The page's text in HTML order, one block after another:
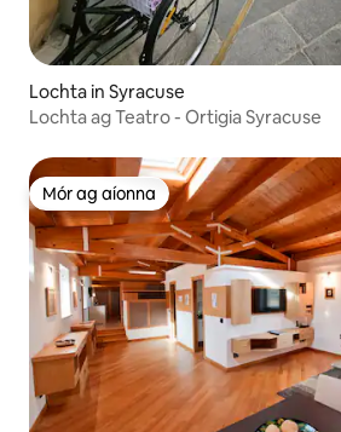
Lochta in Syracuse
Lochta ag Teatro - Ortigia Syracuse
Mór ag aíonna
Mór ag aíonna